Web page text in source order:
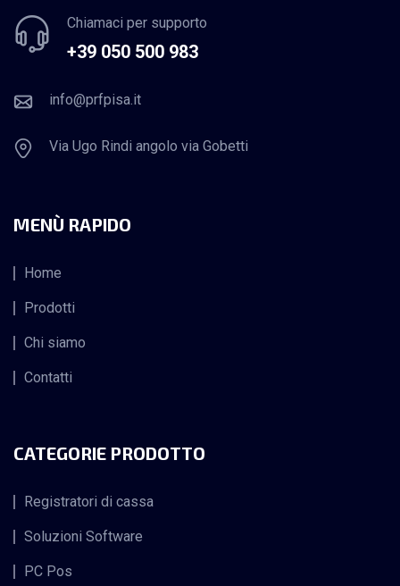
Chiamaci per supporto
+39 050 500 983
info@prfpisa.it
Via Ugo Rindi angolo via Gobetti
MENÙ RAPIDO
Home
Prodotti
Chi siamo
Contatti
CATEGORIE PRODOTTO
Registratori di cassa
Soluzioni Software
PC Pos